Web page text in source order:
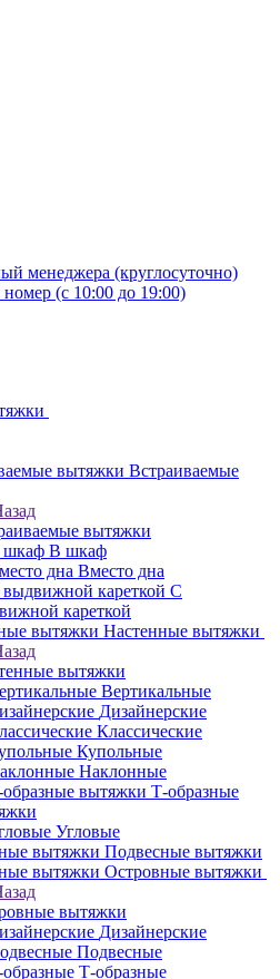
менеджера (круглосуточно)
номер (с 10:00 до 19:00)
Встраиваемые
вытяжки
В шкаф
Вместо дна
С
кареткой
Настенные вытяжки
вытяжки
Вертикальные
Дизайнерские
Классические
Купольные
Наклонные
Т-образные
Угловые
Подвесные вытяжки
Островные вытяжки
вытяжки
Дизайнерские
Подвесные
Т-образные